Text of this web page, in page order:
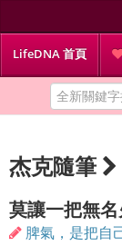
LifeDNA 首頁
杰克隨筆
莫讓一把無
脾氣，是把自